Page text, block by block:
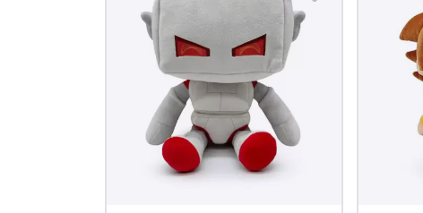
Sortare după serie
Sortare după filme
Sortare după desene